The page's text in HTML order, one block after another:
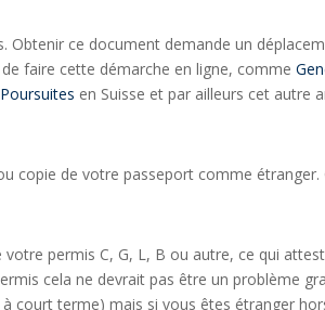
Obtenir ce document demande un
faire cette démarche en ligne, comme
en Suisse et par ailleurs cet autre
copie de votre passeport comme
votre permis C, G, L, B ou autre, ce qui
cela ne devrait pas être un problème
court terme) mais si vous êtes étranger